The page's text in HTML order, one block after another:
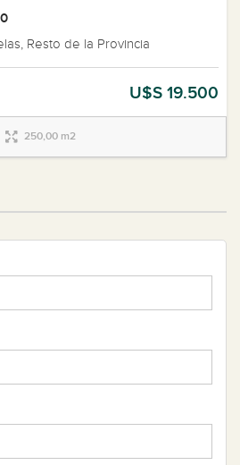
Resto de la Provincia
U$S 19.500
250,00 m2